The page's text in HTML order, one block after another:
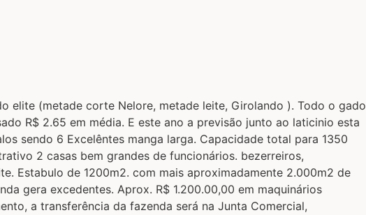
elite (metade corte Nelore, metade leite, Girolando ). Todo o gado
R$ 2.65 em média. E este ano a previsão junto ao laticinio esta
sendo 6 Excelêntes manga larga. Capacidade total para 1350
2 casas bem grandes de funcionários. bezerreiros,
Estabulo de 1200m2. com mais aproximadamente 2.000m2 de
gera excedentes. Aprox. R$ 1.200.00,00 em maquinários
a transferência da fazenda será na Junta Comercial,